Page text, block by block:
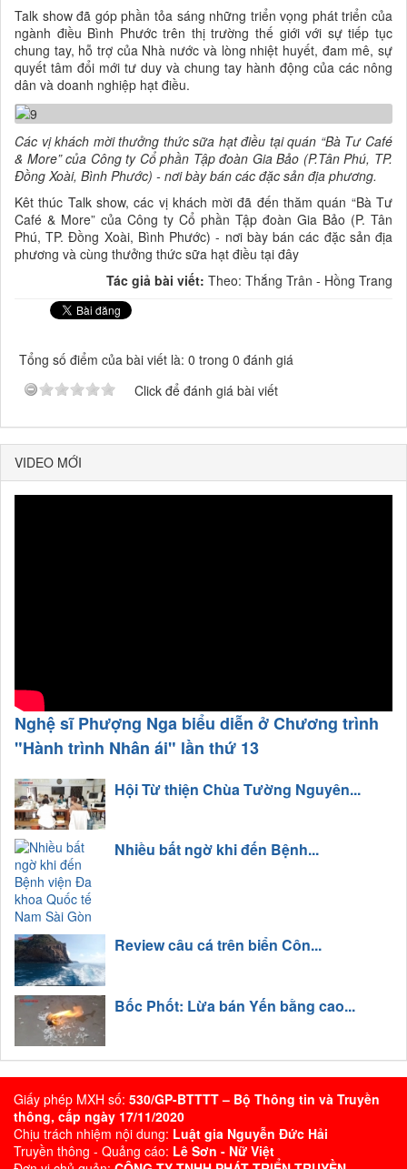
Talk show đã góp phần tỏa sáng những triển vọng phát triển của
ngành điều Bình Phước trên thị trường thế giới với sự tiếp tục
chung tay, hỗ trợ của Nhà nước và lòng nhiệt huyết, đam mê, sự
quyết tâm đổi mới tư duy và chung tay hành động của các nông
dân và doanh nghiệp hạt điều.
Các vị khách mời thưởng thức sữa hạt điều tại quán “Bà Tư Café
& More” của Công ty Cổ phần Tập đoàn Gia Bảo (P.Tân Phú, TP.
Đồng Xoài, Bình Phước) - nơi bày bán các đặc sản địa phương.
Kêt thúc Talk show, các vị khách mời đã đến thăm quán “Bà Tư
Café & More” của Công ty Cổ phần Tập đoàn Gia Bảo (P. Tân
Phú, TP. Đồng Xoài, Bình Phước) - nơi bày bán các đặc sản địa
phương và cùng thưởng thức sữa hạt điều tại đây
Tác giả bài viết: Theo: Thắng Trân - Hồng Trang
Tổng số điểm của bài viết là: 0 trong 0 đánh giá
Click để đánh giá bài viết
VIDEO MỚI
Nghệ sĩ Phượng Nga biểu diễn ở Chương trình
"Hành trình Nhân ái" lần thứ 13
Hội Từ thiện Chùa Tường Nguyên...
Nhiều bất ngờ khi đến Bệnh...
Review câu cá trên biển Côn...
Bốc Phốt: Lừa bán Yến bằng cao...
Giấy phép MXH số: 530/GP-BTTTT – Bộ Thông tin và Truyền
thông, cấp ngày 17/11/2020
Chịu trách nhiệm nội dung: Luật gia Nguyễn Đức Hải
Truyền thông - Quảng cáo: Lê Sơn - Nữ Việt